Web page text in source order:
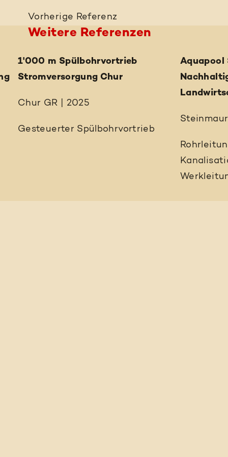
Vorherige Referenz
Weitere Referenzen
1'000 m Spülbohrvortrieb
Stromversorgung Chur
Chur GR | 2025
Gesteuerter Spülbohrvortrieb
Aquapool